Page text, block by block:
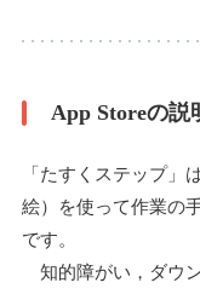
App Storeの説
「たすくステップ」
絵）を使って作業の
です。
知的障がい，ダウ